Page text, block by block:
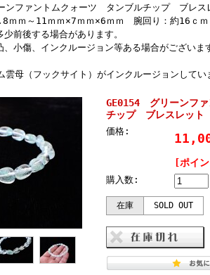
ンファントムクォーツ タンブルチップ ブレ
ｍｍ～11ｍｍ×7ｍｍ×6ｍｍ 腕回り：約16ｃ
前後する場合があります。
小傷、インクルージョン等ある場合がございま
母（フックサイト）がインクルージョンしてい
GE0154 グリーンフ
チップ ブレスレット
価格:
[ポイ
購入数:
在庫 SOLD OUT